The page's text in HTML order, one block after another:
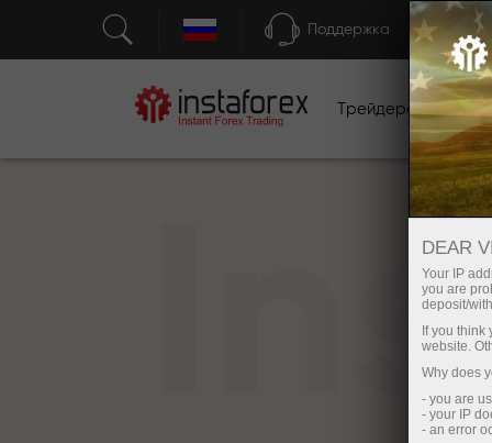
Поддержка
Трейдерам
DEAR
Your IP
you are
deposit/
If you
website.
Why does
- you are
- your IP
- an error